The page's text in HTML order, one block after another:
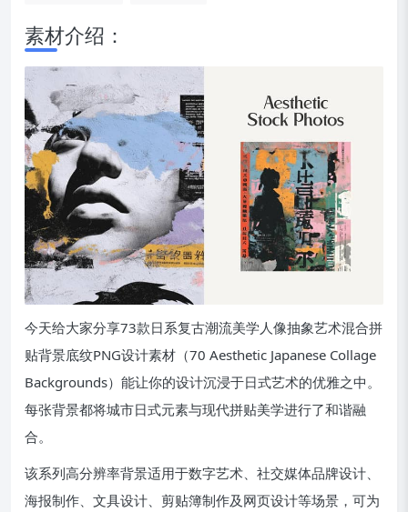
素材介绍：
今天给大家分享73款日系复古潮流美学人像抽象艺术混合拼
贴背景底纹PNG设计素材（70 Aesthetic Japanese Collage
Backgrounds）能让你的设计沉浸于日式艺术的优雅之中。
每张背景都将城市日式元素与现代拼贴美学进行了和谐融
合。
该系列高分辨率背景适用于数字艺术、社交媒体品牌设计、
海报制作、文具设计、剪贴簿制作及网页设计等场景，可为